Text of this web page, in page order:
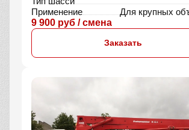
Применение
Для крупных
9 900 руб / смена
Заказать